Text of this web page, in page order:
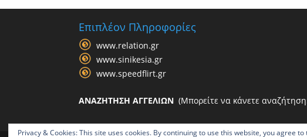
Επιπλέον Πληροφορίες
www.relation.gr
www.sinikesia.gr
www.speedflirt.gr
ΑΝΑΖΗΤΗΣΗ ΑΓΓΕΛΙΩΝ (Μπορείτε να κάνετε
Privacy & Cookies: This site uses cookies. By continuing to use this website, you agree to